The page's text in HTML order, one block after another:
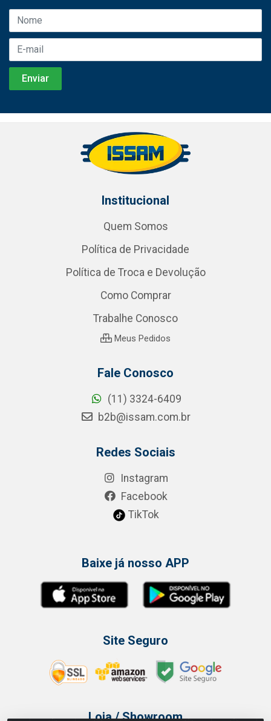
Institucional
Quem Somos
Política de Privacidade
Política de Troca e Devolução
Como Comprar
Trabalhe Conosco
Meus Pedidos
Fale Conosco
(11) 3324-6409
b2b@issam.com.br
Redes Sociais
Instagram
Facebook
TikTok
Baixe já nosso APP
Site Seguro
Loja / Showroom